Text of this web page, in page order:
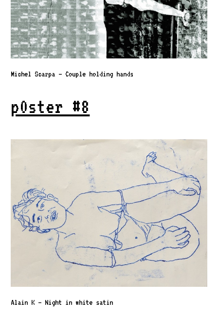
Michel Scarpa – Couple holding hands
p0ster #8
Alain K – Night in white satin